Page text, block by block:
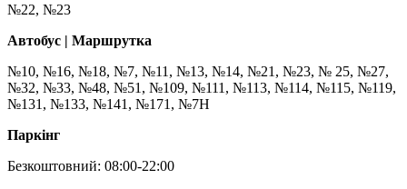
№22, №23
Автобус | Маршрутка
№10, №16, №18, №7, №11, №13, №14, №21, №23, № 25, №27,
№32, №33, №48, №51, №109, №111, №113, №114, №115, №119,
№131, №133, №141, №171, №7Н
Паркінг
Безкоштовний: 08:00-22:00